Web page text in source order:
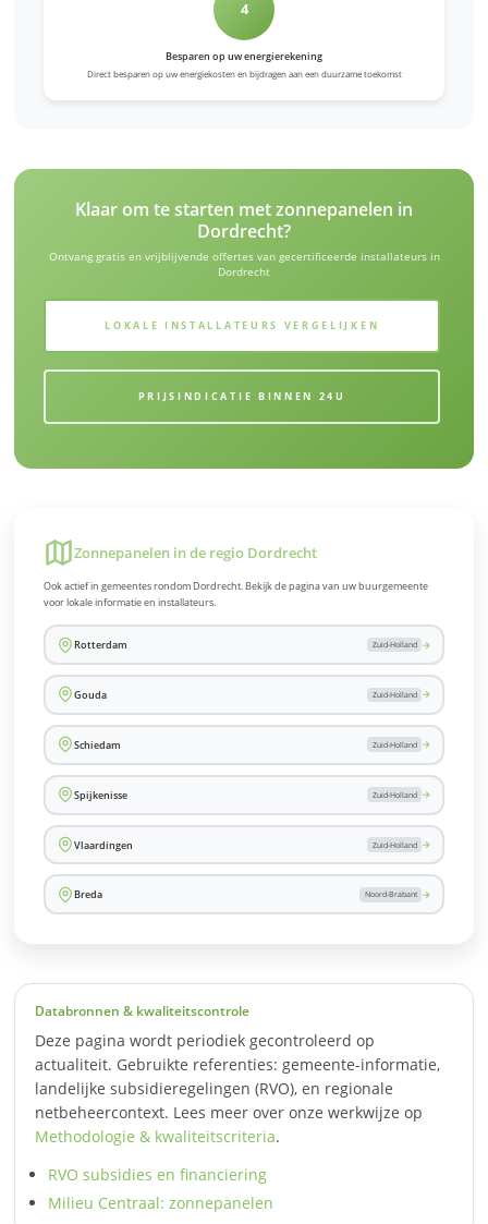
4
Besparen op uw energierekening
Direct besparen op uw energiekosten en bijdragen aan een duurzame toekomst
Klaar om te starten met zonnepanelen in
Dordrecht?
Ontvang gratis en vrijblijvende offertes van gecertificeerde installateurs in
Dordrecht
LOKALE INSTALLATEURS VERGELIJKEN
PRIJSINDICATIE BINNEN 24U
Zonnepanelen in de regio Dordrecht
Ook actief in gemeentes rondom Dordrecht. Bekijk de pagina van uw buurgemeente
voor lokale informatie en installateurs.
Rotterdam Zuid-Holland →
Gouda Zuid-Holland →
Schiedam Zuid-Holland →
Spijkenisse Zuid-Holland →
Vlaardingen Zuid-Holland →
Breda Noord-Brabant →
Databronnen & kwaliteitscontrole
Deze pagina wordt periodiek gecontroleerd op
actualiteit. Gebruikte referenties: gemeente-informatie,
landelijke subsidieregelingen (RVO), en regionale
netbeheercontext. Lees meer over onze werkwijze op
Methodologie & kwaliteitscriteria.
RVO subsidies en financiering
Milieu Centraal: zonnepanelen